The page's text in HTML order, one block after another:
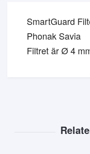
SmartGuard
Phonak Savia
Filtret är Ø 4